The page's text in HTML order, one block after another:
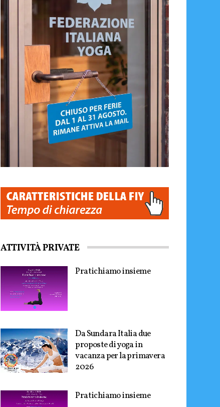
ATTIVITÀ PRIVATE
Pratichiamo insieme
Da Sundara Italia due
proposte di yoga in
vacanza per la primavera
2026
Pratichiamo insieme